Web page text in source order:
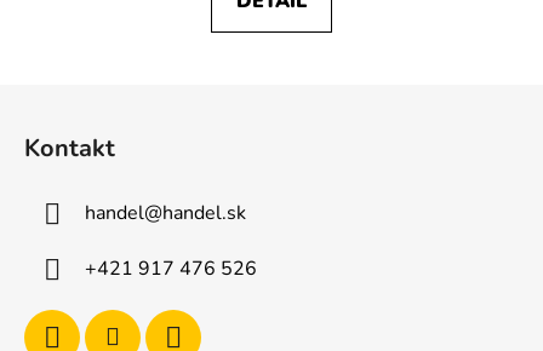
Kontakt
handel@handel.sk
+421 917 476 526